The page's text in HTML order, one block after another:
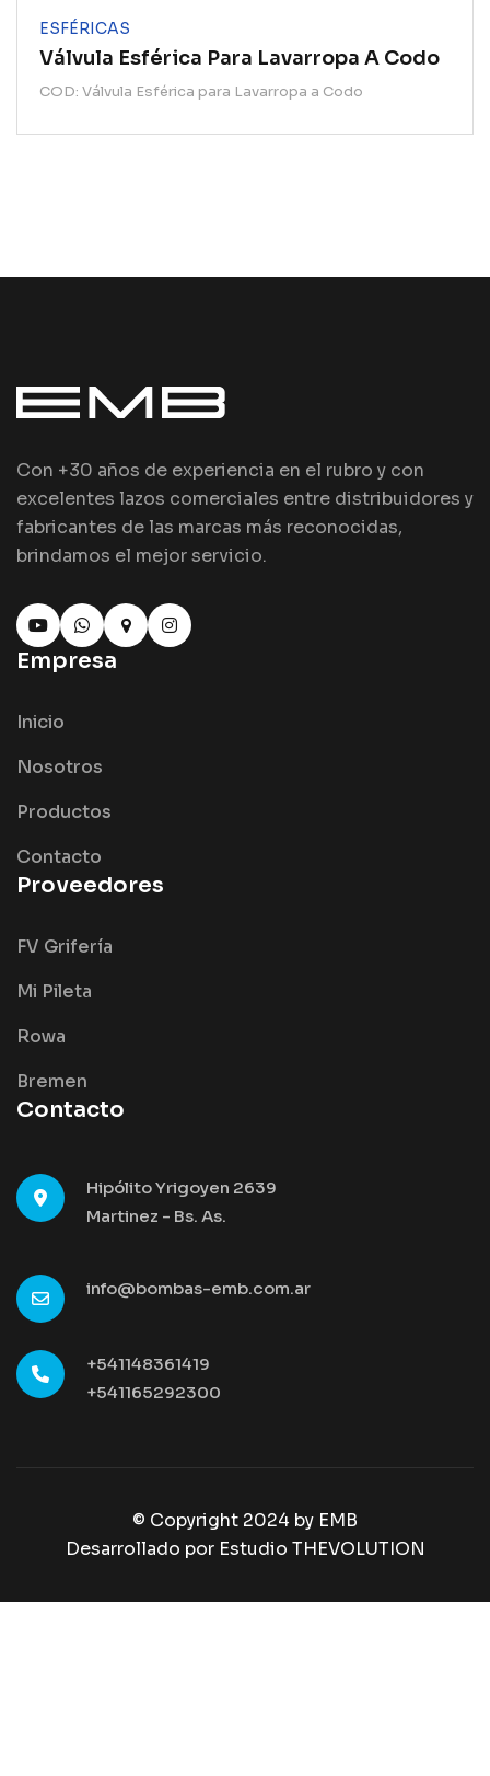
ESFÉRICAS
Válvula Esférica Para Lavarropa A Codo
COD: Válvula Esférica para Lavarropa a Codo
Con +30 años de experiencia en el rubro y con
excelentes lazos comerciales entre distribuidores y
fabricantes de las marcas más reconocidas,
brindamos el mejor servicio.
Empresa
Inicio
Nosotros
Productos
Contacto
Proveedores
FV Grifería
Mi Pileta
Rowa
Bremen
Contacto
Hipólito Yrigoyen 2639
Martinez - Bs. As.
info@bombas-emb.com.ar
+541148361419
+541165292300
© Copyright 2024 by EMB
Desarrollado por Estudio THEVOLUTION